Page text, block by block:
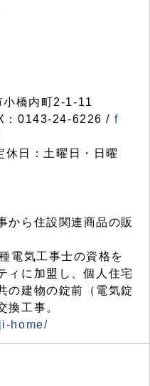
橋内町2-1-11
：0143-24-6226 / f
日：土曜日・日曜
から住設関連商品の販
電気工事士の資格を
ィに加盟し、個人住宅
の建物の錠前（電気錠
換工事。
home/